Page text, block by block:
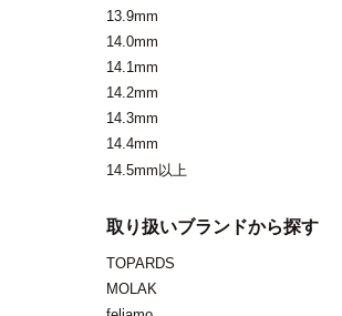
13.9mm
14.0mm
14.1mm
14.2mm
14.3mm
14.4mm
14.5mm以上
取り扱いブランドから探す
TOPARDS
MOLAK